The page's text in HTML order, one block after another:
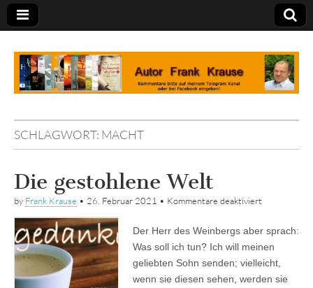
Tagebuch
SCHLAGWORT: MACHT
Die gestohlene Welt
by Frank Krause • 26. Februar 2021 • Kommentare deaktiviert
Welt
Der Herr des Weinbergs aber sprach:
Was soll ich tun? Ich will meinen
geliebten Sohn senden; vielleicht,
wenn sie diesen sehen, werden sie